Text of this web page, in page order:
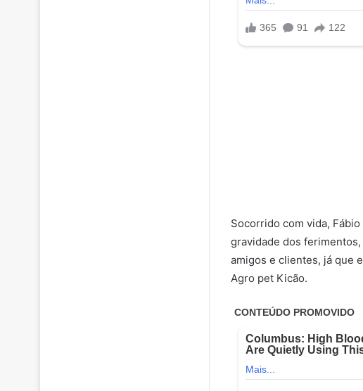
Socorrido com vida,
gravidade dos
amigos e clientes, já que
Agro pet Kicão.